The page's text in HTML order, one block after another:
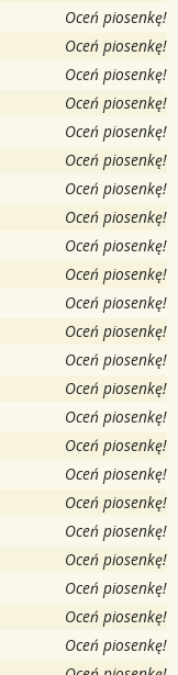
Oceń piosenkę!
Oceń piosenkę!
Oceń piosenkę!
Oceń piosenkę!
Oceń piosenkę!
Oceń piosenkę!
Oceń piosenkę!
Oceń piosenkę!
Oceń piosenkę!
Oceń piosenkę!
Oceń piosenkę!
Oceń piosenkę!
Oceń piosenkę!
Oceń piosenkę!
Oceń piosenkę!
Oceń piosenkę!
Oceń piosenkę!
Oceń piosenkę!
Oceń piosenkę!
Oceń piosenkę!
Oceń piosenkę!
Oceń piosenkę!
Oceń piosenkę!